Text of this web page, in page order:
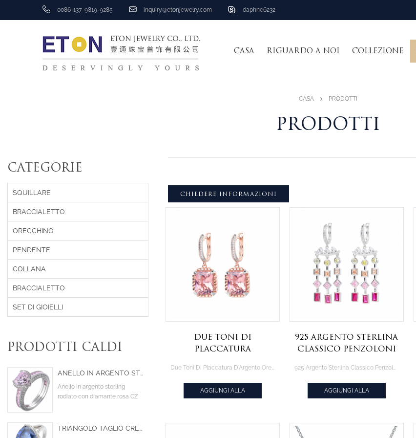
0086-137-9819-9285 inquiry@etonjewelry.com daphne6232
CASA RIGUARDO A NOI COLLEZIONE
CASA PRODOTTI
PRODOTTI
CHIEDERE INFORMAZIONI
Due Toni Di
Placcatura
Orecchini Sintetica
Morganite
AGGIUNGI ALLA
925 Argento Sterlina
Classico Penzoloni
Colore
AGGIUNGI ALLA
CATEGORIE
SQUILLARE
BRACCIALETTO
ORECCHINO
PENDENTE
COLLANA
BRACCIALETTO
SET DI GIOIELLI
PRODOTTI CALDI
ANELLO IN ARGENTO STERLING RODIATO CON ZIRCONI CUBICI DI COLORE ROSA A FORMA DI CUORE CON DIAMANTE
Anello in argento sterling
rodiato con diamante rosa CZ
TRIANGOLO TAGLIO CREATO TANZANITE CZ RODIO SULL'ANELLO DI FIDANZAMENTO DELLA PROGETTAZIONE STERLINA